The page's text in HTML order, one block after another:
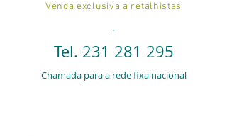
Venda exclusiva a retalhistas
.
Tel. 231 281 295
Chamada para a rede fixa nacional